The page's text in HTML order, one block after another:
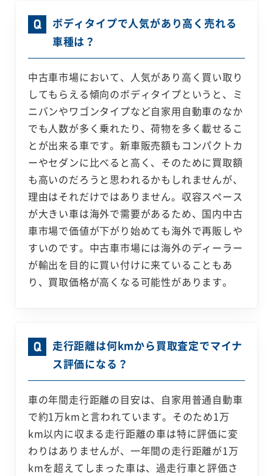
ボディタイプで人気があり高く売れる
車種は？
中古車市場において、人気があり高く買い取り
してもらえる傾向のボディタイプというと、ミ
ニバンやワゴンタイプなど自家用自動車のなか
でも人数が多く乗れたり、荷物を多く載せるこ
とが出来る車です。新車販売額もコンパクトカ
ーやセダンに比べると高く、そのために買取額
も高いのだろうと思われるかもしれませんが、
理由はそれだけではありません。収容スペース
が大きい車は海外で需要があるため、国内中古
車市場で価値が下がり始めても海外で再販しや
すいのです。中古車市場には海外のディーラー
が輸出を目的に買い付けに来ていることもあ
り、買取価格が高くなる可能性があります。
走行距離は何kmから買取査定でマイナ
ス評価になる？
車の年間走行距離の目安は、自家用普通自動車
で約1万kmと言われています。そのため1万
km以内に収まる走行距離の車は特に評価に変
わりはありませんが、一年間の走行距離が1万
kmを超えてしまった車は、過走行車と評価さ